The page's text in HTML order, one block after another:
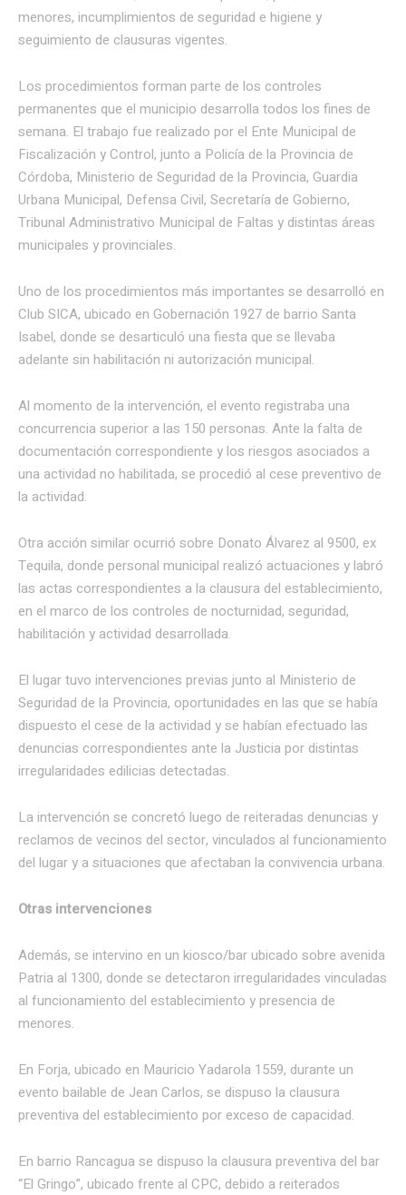
menores, incumplimientos de seguridad e higiene y
seguimiento de clausuras vigentes.
Los procedimientos forman parte de los controles
permanentes que el municipio desarrolla todos los fines de
semana. El trabajo fue realizado por el Ente Municipal de
Fiscalización y Control, junto a Policía de la Provincia de
Córdoba, Ministerio de Seguridad de la Provincia, Guardia
Urbana Municipal, Defensa Civil, Secretaría de Gobierno,
Tribunal Administrativo Municipal de Faltas y distintas áreas
municipales y provinciales.
Uno de los procedimientos más importantes se desarrolló en
Club SICA, ubicado en Gobernación 1927 de barrio Santa
Isabel, donde se desarticuló una fiesta que se llevaba
adelante sin habilitación ni autorización municipal.
Al momento de la intervención, el evento registraba una
concurrencia superior a las 150 personas. Ante la falta de
documentación correspondiente y los riesgos asociados a
una actividad no habilitada, se procedió al cese preventivo de
la actividad.
Otra acción similar ocurrió sobre Donato Álvarez al 9500, ex
Tequila, donde personal municipal realizó actuaciones y labró
las actas correspondientes a la clausura del establecimiento,
en el marco de los controles de nocturnidad, seguridad,
habilitación y actividad desarrollada.
El lugar tuvo intervenciones previas junto al Ministerio de
Seguridad de la Provincia, oportunidades en las que se había
dispuesto el cese de la actividad y se habían efectuado las
denuncias correspondientes ante la Justicia por distintas
irregularidades edilicias detectadas.
La intervención se concretó luego de reiteradas denuncias y
reclamos de vecinos del sector, vinculados al funcionamiento
del lugar y a situaciones que afectaban la convivencia urbana.
Otras intervenciones
Además, se intervino en un kiosco/bar ubicado sobre avenida
Patria al 1300, donde se detectaron irregularidades vinculadas
al funcionamiento del establecimiento y presencia de
menores.
En Forja, ubicado en Mauricio Yadarola 1559, durante un
evento bailable de Jean Carlos, se dispuso la clausura
preventiva del establecimiento por exceso de capacidad.
En barrio Rancagua se dispuso la clausura preventiva del bar
“El Gringo”, ubicado frente al CPC, debido a reiterados